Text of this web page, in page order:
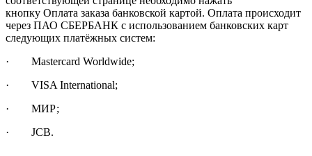
кнопку Оплата заказа банковской картой. Оплата происходит
через ПАО СБЕРБАНК с использованием банковских карт
следующих платёжных систем:
· Mastercard Worldwide;
· VISA International;
· МИР;
· JCB.